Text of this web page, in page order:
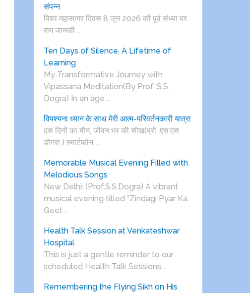
संपन्न
विश्व महासागर दिवस 8 जून 2026 की पूर्व संध्या पर
राम जानकी …
Ten Days of Silence, A Lifetime of
Learning
My Transformative Journey with
Vipassana Meditation(By Prof. S.S.
Dogra) In an age …
विपश्यना ध्यान के साथ मेरी आत्म-परिवर्तनकारी यात्रा
दस दिनों का मौन, जीवन भर की सीख(प्रो. एस.एस.
डोगरा ) स्मार्टफोन, …
Memorable Musical Evening Filled with
Melodious Songs
New Delhi: (Prof.S.S.Dogra) A vibrant
musical evening titled “Zindagi Pyar Ka
Geet …
Health Talk Session at Venkateshwar
Hospital
This is just a gentle reminder to our
scheduled Health Talk Sessions …
Remembering the Flying Sikh on His